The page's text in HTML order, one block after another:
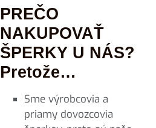
PREČO
NAKUPOVAŤ
ŠPERKY U NÁS?
Pretože…
Sme výrobcovia a
priamy dovozcovia